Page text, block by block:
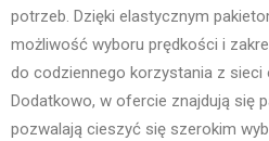
potrzeb. Dzięki elastycznym
możliwość wyboru prędkości i
do codziennego korzystania z sieci
Dodatkowo, w ofercie znajdują się
pozwalają cieszyć się szerokim